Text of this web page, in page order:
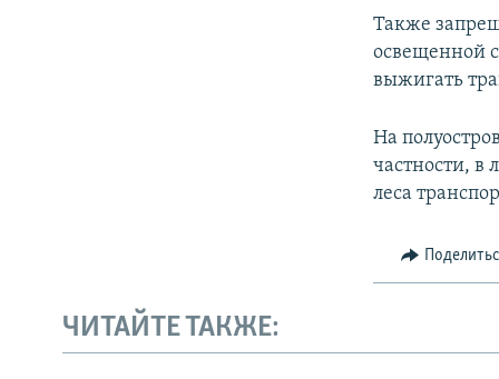
Также
освещенной
выжигать
На
частности, в
леса
ЧИТАЙТЕ ТАКЖЕ: